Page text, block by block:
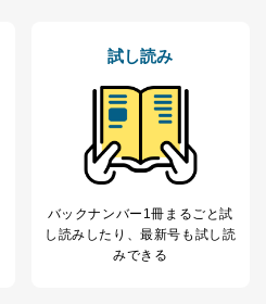
試し読み
バックナンバー1冊まるごと試
し読み したり、最新号も試し読
みできる